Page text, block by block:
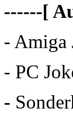
------[
-
- PC
-